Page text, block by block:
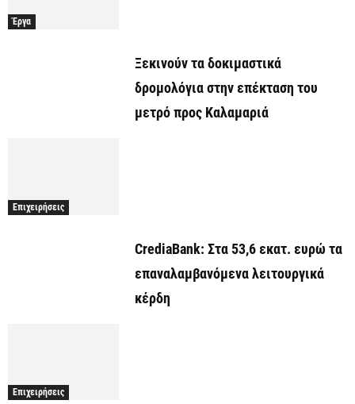
Έργα
Ξεκινούν τα δοκιμαστικά
δρομολόγια στην επέκταση του
μετρό προς Καλαμαριά
Επιχειρήσεις
CrediaBank: Στα 53,6 εκατ. ευρώ τα
επαναλαμβανόμενα λειτουργικά
κέρδη
Επιχειρήσεις